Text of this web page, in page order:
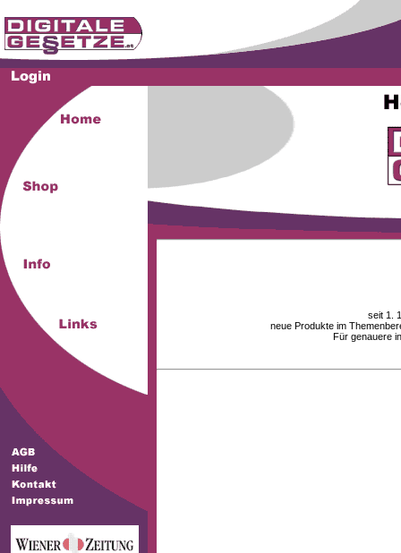
seit 1.
neue Produkte im
Für genauere